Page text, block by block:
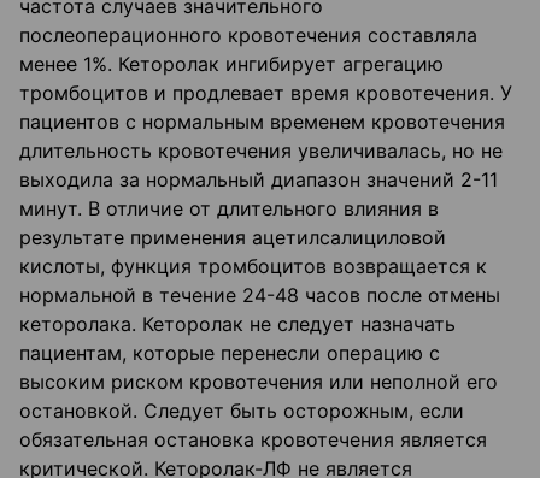
частота случаев значительного
послеоперационного кровотечения составляла
менее 1%. Кеторолак ингибирует агрегацию
тромбоцитов и продлевает время кровотечения. У
пациентов с нормальным временем кровотечения
длительность кровотечения увеличивалась, но не
выходила за нормальный диапазон значений 2-11
минут. В отличие от длительного влияния в
результате применения ацетилсалициловой
кислоты, функция тромбоцитов возвращается к
нормальной в течение 24-48 часов после отмены
кеторолака. Кеторолак не следует назначать
пациентам, которые перенесли операцию с
высоким риском кровотечения или неполной его
остановкой. Следует быть осторожным, если
обязательная остановка кровотечения является
критической. Кеторолак-ЛФ не является